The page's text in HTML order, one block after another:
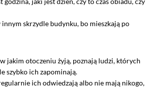
skrzydle budynku, bo mieszkają po
jakim otoczeniu żyją, poznają ludzi, których
szybko ich zapominają.
ich odwiedzają albo nie mają nikogo,